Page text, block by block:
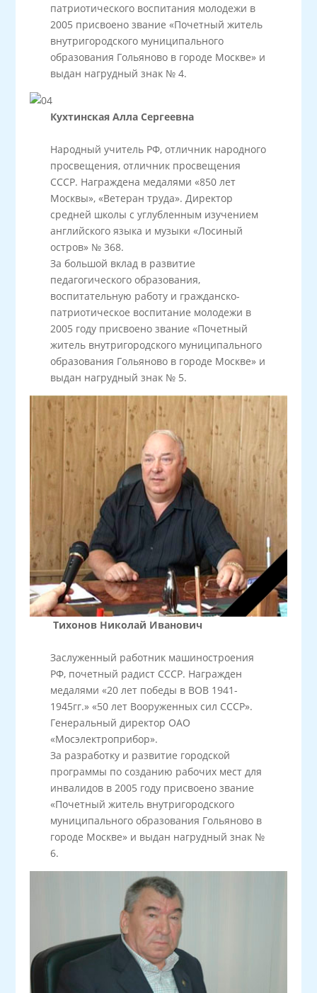
патриотического воспитания молодежи в
2005 присвоено звание «Почетный житель
внутригородского муниципального
образования Гольяново в городе Москве» и
выдан нагрудный знак № 4.
Кухтинская Алла Сергеевна
Народный учитель РФ, отличник народного
просвещения, отличник просвещения
СССР. Награждена медалями «850 лет
Москвы», «Ветеран труда». Директор
средней школы с углубленным изучением
английского языка и музыки «Лосиный
остров» № 368.
За большой вклад в развитие
педагогического образования,
воспитательную работу и гражданско-
патриотическое воспитание молодежи в
2005 году присвоено звание «Почетный
житель внутригородского муниципального
образования Гольяново в городе Москве» и
выдан нагрудный знак № 5.
Тихонов Николай Иванович
Заслуженный работник машиностроения
РФ, почетный радист СССР. Награжден
медалями «20 лет победы в ВОВ 1941-
1945гг.» «50 лет Вооруженных сил СССР».
Генеральный директор ОАО
«Мосэлектроприбор».
За разработку и развитие городской
программы по созданию рабочих мест для
инвалидов в 2005 году присвоено звание
«Почетный житель внутригородского
муниципального образования Гольяново в
городе Москве» и выдан нагрудный знак №
6.